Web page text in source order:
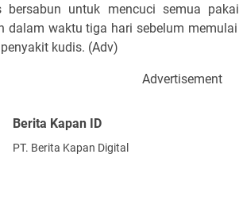
bersabun untuk mencuci semua
dalam waktu tiga hari sebelum
kudis. (Adv)
Advertisement
Berita Kapan ID
PT. Berita Kapan Digital